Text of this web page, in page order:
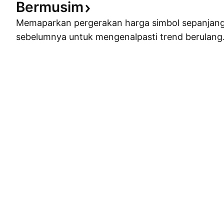
Bermusim
Memaparkan pergerakan harga simbol
sebelumnya untuk mengenalpasti trend